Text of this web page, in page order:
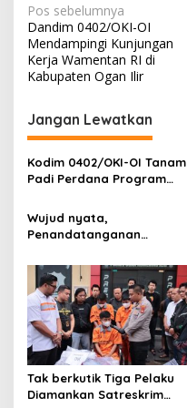
N
a
v
i
g
a
s
i
p
o
s
Pos sebelumnya
Dandim 0402/OKI-OI
Mendampingi Kunjungan
Kerja Wamentan RI di
Kabupaten Ogan Ilir
Jangan Lewatkan
Kodim 0402/OKI-OI Tanam
Padi Perdana Program
Benawa
Wujud nyata,
Penandatanganan
Berantas Halinar di
Lingkungan
Pemasyarakatan
Kayuagung ( LP )
Tak berkutik Tiga Pelaku
Diamankan Satreskrim